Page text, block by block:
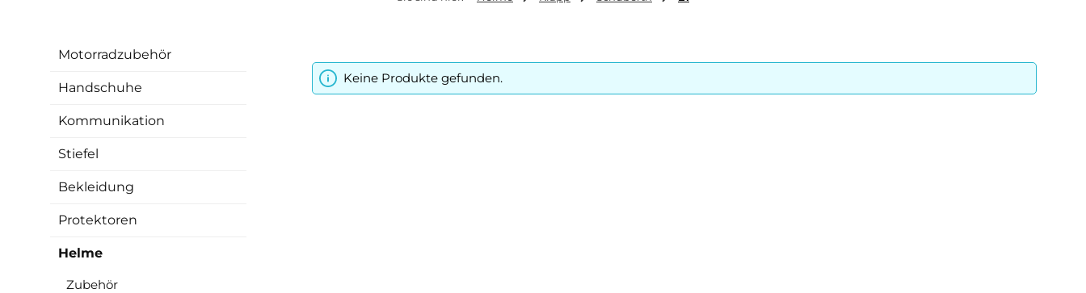
Motorradzubehör
Handschuhe
Kommunikation
Stiefel
Bekleidung
Protektoren
Helme
Zubehör
Keine Produkte gefunden.